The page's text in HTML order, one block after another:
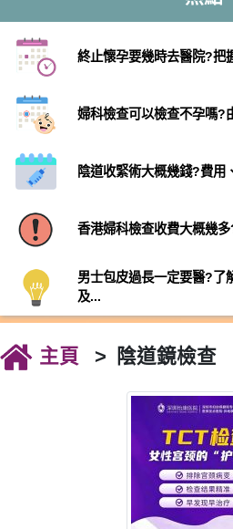
終止懷孕要幾時去醫院?把
婦科檢查可以檢查不孕嗎?
陰道收緊術大概幾錢?費用
香港婦科檢查收費大概幾
男士包皮過長一定要醫?了
及...
主頁 陰道鏡檢查